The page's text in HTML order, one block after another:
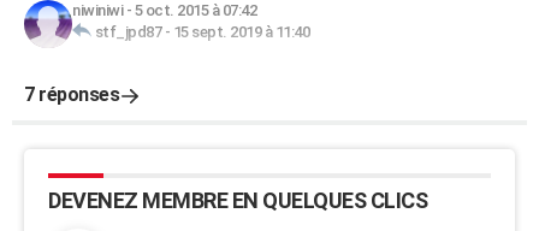
niwiniwi- 5 oct. 2015 à 07:42
stf_jpd87- 15 sept. 2019 à 11:40
7 réponses
DEVENEZ MEMBRE EN QUELQUES CLICS